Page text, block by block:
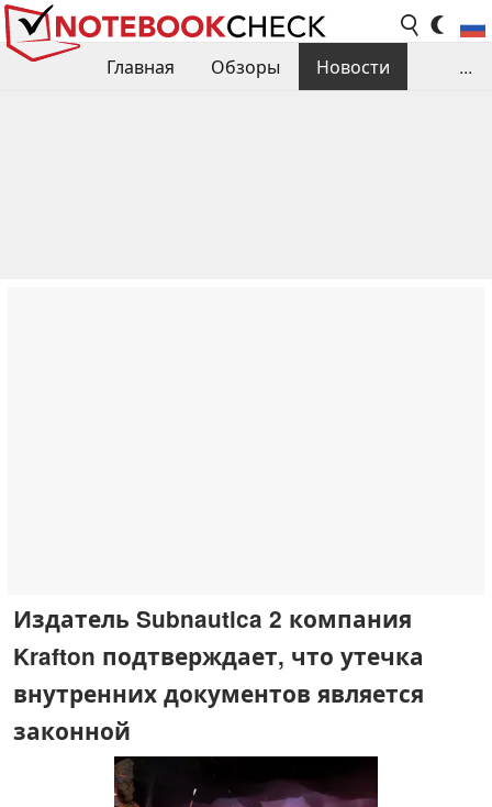
Главная Обзоры
Новости
...
Издатель Subnautica 2 компания
Krafton подтверждает, что утечка
внутренних документов является
законной